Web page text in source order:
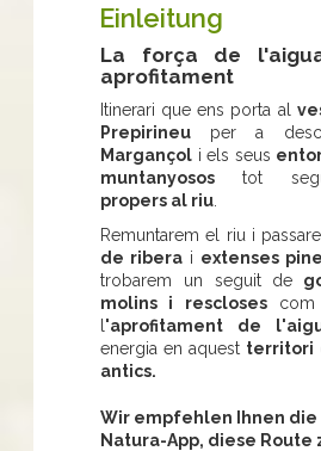
Einleitung
La força de
aprofitament
Itinerari que ens porta al
Prepirineu per a
Margançol i els seus
muntanyosos tot
propers al riu
Remuntarem el riu i
de ribera i extenses
trobarem un seguit de
molins i resclosescom
'aprofitament de
energia en aquest territori
antics.
Wir empfehlen Ihnen die
Natura-App, diese Route